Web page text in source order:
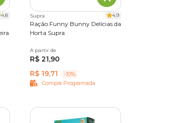
4.8 Supra 4.9
Ração Funny Bunny Delícias da
Horta Supra
500 g
A partir de
R$ 21,90
R$ 19,71
-10%
Compra Programada